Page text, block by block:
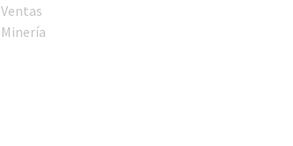
Ventas
Minería